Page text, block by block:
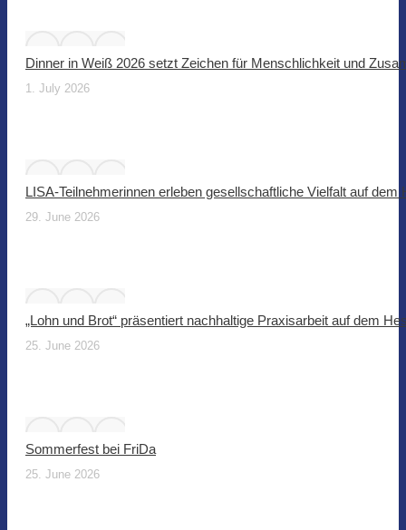
Dinner in Weiß 2026 setzt Zeichen für Menschlichkeit und
1. July 2026
LISA-Teilnehmerinnen erleben gesellschaftliche Vielfalt auf dem
29. June 2026
„Lohn und Brot“ präsentiert nachhaltige Praxisarbeit auf dem
25. June 2026
Sommerfest bei FriDa
25. June 2026